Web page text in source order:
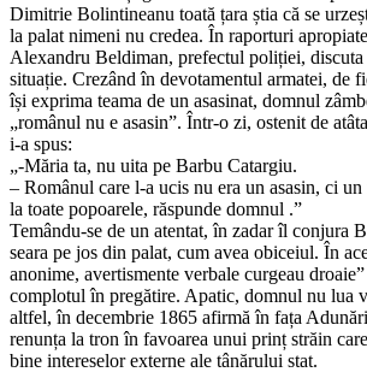
Dimitrie Bolintineanu toată țara știa că se
la palat nimeni nu credea. În raporturi
Alexandru Beldiman, prefectul poliției, discuta
situație. Crezând în devotamentul armatei, de
își exprima teama de un asasinat, domnul
„românul nu e asasin”. Într-o zi, ostenit de
i-a spus:
„-Măria ta, nu uita pe Barbu Catargiu.
– Românul care l-a ucis nu era un asasin, ci
la toate popoarele, răspunde domnul .”
Temându-se de un atentat, în zadar îl conjura
seara pe jos din palat, cum avea obiceiul. În
anonime, avertismente verbale curgeau
complotul în pregătire. Apatic, domnul nu lua
altfel, în decembrie 1865 afirmă în fața
renunța la tron în favoarea unui prinț străin
bine intereselor externe ale tânărului stat.